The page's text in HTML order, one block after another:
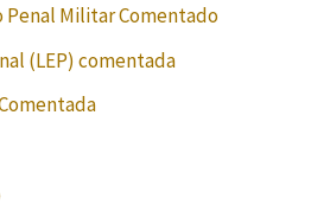
Penal Militar Comentado
(LEP) comentada